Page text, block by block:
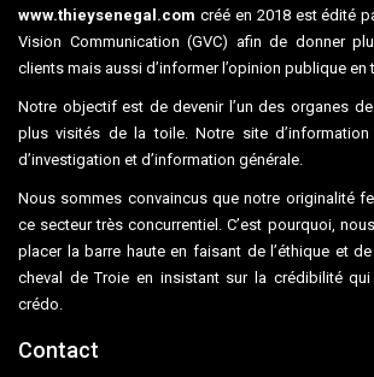
www.thieysenegal.com créé en 2018 est édité
Vision Communication (GVC) afin de donner
clients mais aussi d’informer l’opinion publique en
Notre objectif est de devenir l’un des organes
plus visités de la toile. Notre site
d’investigation et d’information générale.
Nous sommes convaincus que notre originalité
ce secteur très concurrentiel. C’est pourquoi,
placer la barre haute en faisant de l’éthique et
cheval de Troie en insistant sur la crédibilité
crédo.
Contact